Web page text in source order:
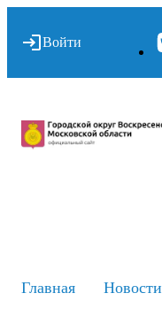
Войти
Главная Новости